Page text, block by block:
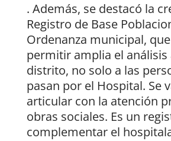
. Además, se destacó la
Registro de Base
Ordenanza municipal,
permitir amplia el análisis
distrito, no solo a las
pasan por el Hospital. Se
articular con la atención
obras sociales. Es un
complementar el